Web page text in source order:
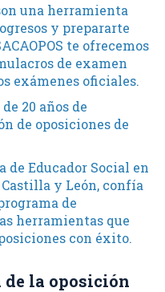
una herramienta
y prepararte
te ofrecemos
de examen
exámenes oficiales.
20 años de
de oposiciones de
de Educador Social en
y León, confía
de
herramientas que
con éxito.
de la oposición